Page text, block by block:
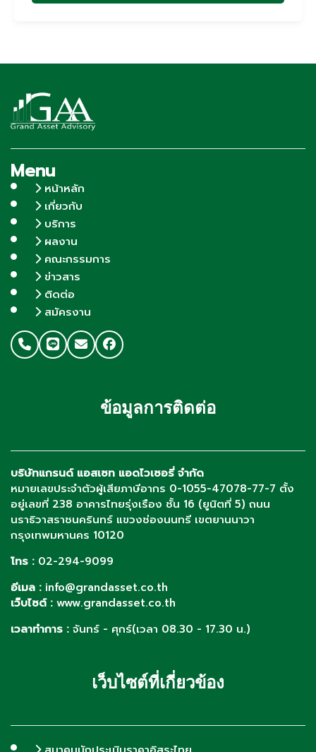
Menu
หน้าหลัก
เกี่ยวกับ
บริการ
ผลงาน
คณะกรรมการ
ข่าวสาร
ติดต่อ
สมัครงาน
ข้อมูลการติดต่อ
บริษัทแกรนด์ แอสเซท แอดไวเซอรี่ จำกัด
หมายเลขประจำตัวผู้เสียภาษีอากร 0-1055-47078-77-7 ตั้ง
อยู่เลขที่ 238 อาคารไทยรุ่งเรือง ชั้น 16 (ยูนิตที่ 5) ถนน
นราธิวาสราชนครินทร์ แขวงช่องนนทรี เขตยานนาวา
กรุงเทพมหานคร 10120
โทร : 02-294-9099
อีเมล : info@grandasset.co.th
เว็บไซต์ : www.grandasset.co.th
เวลาทำการ : จันทร์ - ศุกร์(เวลา 08.30 - 17.30 น.)
เว็บไซต์ที่เกี่ยวข้อง